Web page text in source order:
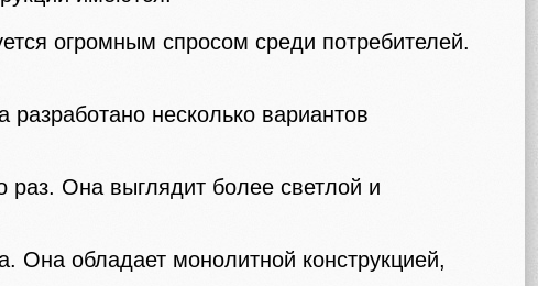
огромным спросом среди потребителей.
несколько вариантов
раз. Она выглядит более светлой и
Она обладает монолитной конструкцией,